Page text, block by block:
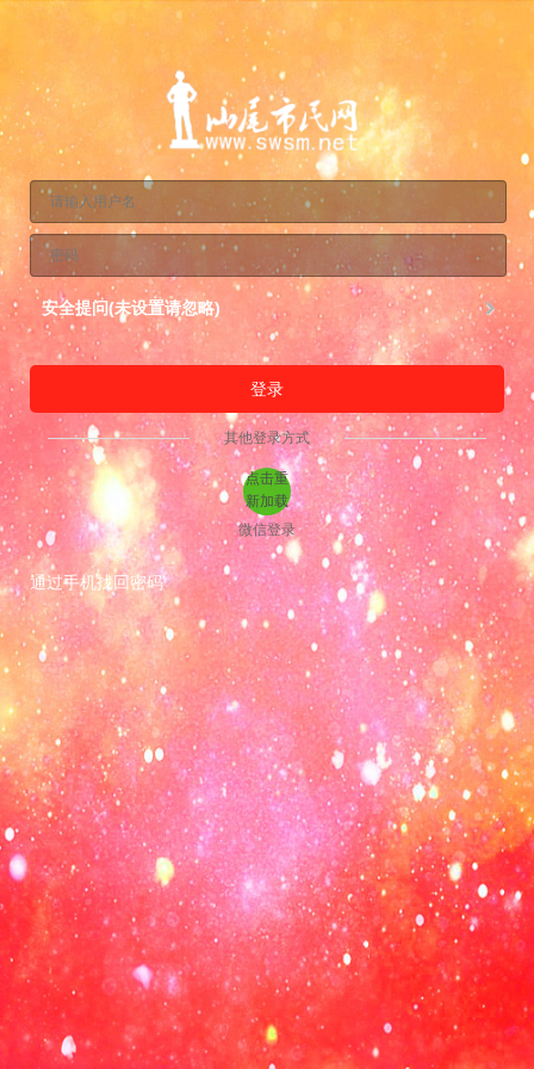
安全提问(未设置请忽略)
登录
其他登录方式
点击重
新加载
微信登录
通过手机找回密码